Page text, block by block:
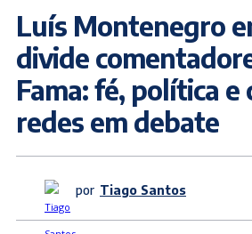
Luís Montenegro
divide
Fama: fé, política e
redes em debate
por Tiago Santos